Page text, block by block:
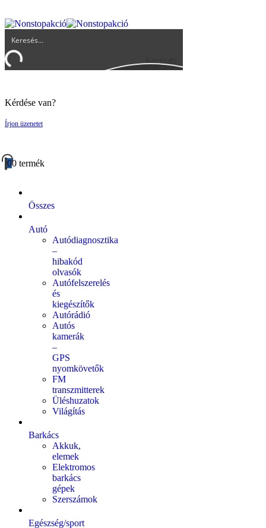
Keresés
Kérdése van?
Írjon üzenetet
00 termék
Összes
Autó
Autódiagnosztika
–
hibakód
olvasók
Autófelszerelés
és
kiegészítők
Autórádió
Autós
kamerák
–
GPS
nyomkövetők
FM
transzmitterek
Üléshuzatok
Világítás
Barkács
Akkuk,
elemek
Elektromos
barkács
gépek
Szerszámok
Egészség/sport